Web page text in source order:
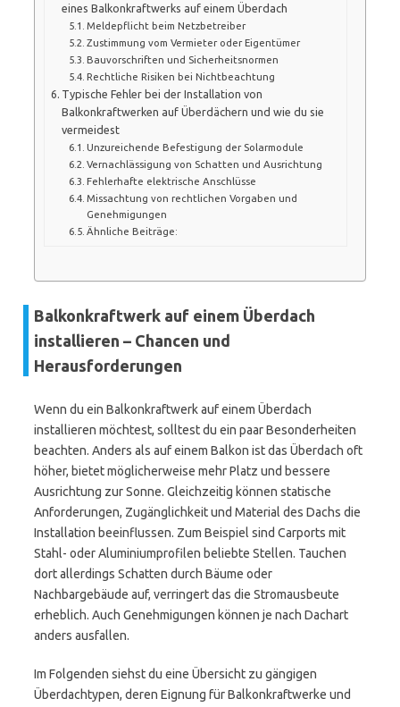
eines Balkonkraftwerks auf einem Überdach
Meldepflicht beim Netzbetreiber
Zustimmung vom Vermieter oder Eigentümer
Bauvorschriften und Sicherheitsnormen
Rechtliche Risiken bei Nichtbeachtung
Typische Fehler bei der Installation von
Balkonkraftwerken auf Überdächern und wie du sie
vermeidest
Unzureichende Befestigung der Solarmodule
Vernachlässigung von Schatten und Ausrichtung
Fehlerhafte elektrische Anschlüsse
Missachtung von rechtlichen Vorgaben und
Genehmigungen
Ähnliche Beiträge:
Balkonkraftwerk auf einem Überdach
installieren – Chancen und
Herausforderungen
Wenn du ein Balkonkraftwerk auf einem Überdach
installieren möchtest, solltest du ein paar Besonderheiten
beachten. Anders als auf einem Balkon ist das Überdach oft
höher, bietet möglicherweise mehr Platz und bessere
Ausrichtung zur Sonne. Gleichzeitig können statische
Anforderungen, Zugänglichkeit und Material des Dachs die
Installation beeinflussen. Zum Beispiel sind Carports mit
Stahl- oder Aluminiumprofilen beliebte Stellen. Tauchen
dort allerdings Schatten durch Bäume oder
Nachbargebäude auf, verringert das die Stromausbeute
erheblich. Auch Genehmigungen können je nach Dachart
anders ausfallen.
Im Folgenden siehst du eine Übersicht zu gängigen
Überdachtypen, deren Eignung für Balkonkraftwerke und